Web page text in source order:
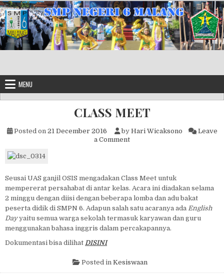
Skip to content
MENU
CLASS MEET
Posted on 21 December 2016 by Hari Wicaksono
Leave
a Commenton CLASS MEET
Seusai UAS ganjil OSIS mengadakan Class Meet untuk
mempererat persahabat di antar kelas. Acara ini diadakan selama
2 minggu dengan diisi dengan beberapa lomba dan adu bakat
peserta didik di SMPN 6. Adapun salah satu acaranya ada English
Dayyaitu semua warga sekolah termasuk karyawan dan guru
menggunakan bahasa inggris dalam percakapannya.
Dokumentasi bisa dilihat DISINI
Posted in Kesiswaan